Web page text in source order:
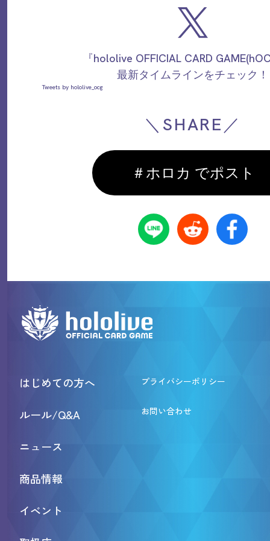
『hololive OFFICIAL CARD
最新タイムラインをチェック！
Tweets by hololive_ocg
＼SHARE／
＃ホロカ でポスト
はじめての方へ
ルール/Q&A
ニュース
商品情報
イベント
プライバシーポリシー
お問い合わせ